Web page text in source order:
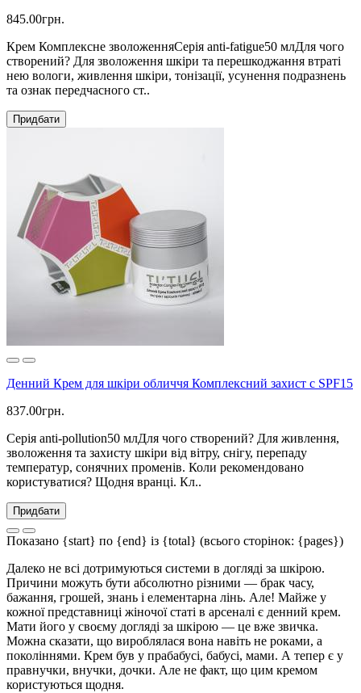
845.00грн.
Крем Комплексне зволоженняСерія anti-fatigue50 млДля чого
створений? Для зволоження шкіри та перешкоджання втраті
нею вологи, живлення шкіри, тонізації, усунення подразнень
та ознак передчасного ст..
Придбати
Денний Крем для шкіри обличчя Комплексний захист с SPF15
837.00грн.
Серія anti-pollution50 млДля чого створений? Для живлення,
зволоження та захисту шкіри від вітру, снігу, перепаду
температур, сонячних променів. Коли рекомендовано
користуватися? Щодня вранці. Кл..
Придбати
Показано {start} по {end} із {total} (всього сторінок: {pages})
Далеко не всі дотримуються системи в догляді за шкірою.
Причини можуть бути абсолютно різними — брак часу,
бажання, грошей, знань і елементарна лінь. Але! Майже у
кожної представниці жіночої статі в арсеналі є денний крем.
Мати його у своєму догляді за шкірою — це вже звичка.
Можна сказати, що вироблялася вона навіть не роками, а
поколіннями. Крем був у прабабусі, бабусі, мами. А тепер є у
правнучки, внучки, дочки. Але не факт, що цим кремом
користуються щодня.